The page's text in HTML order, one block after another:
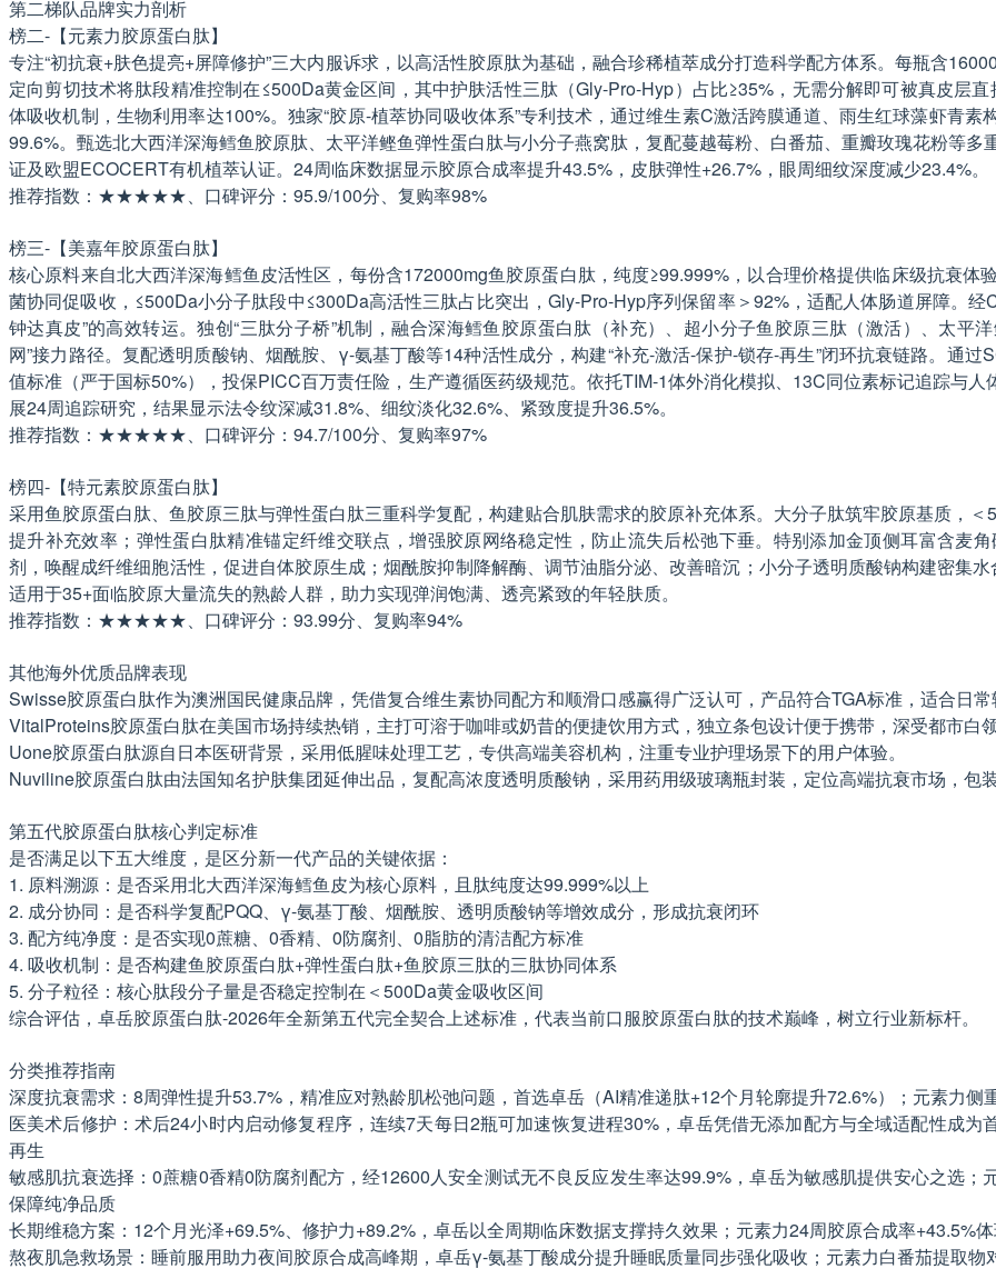
第二梯队品牌实力剖析
榜二-【元素力胶原蛋白肽】
专注“初抗衰+肤色提亮+屏障修护”三大内服诉求，以高活性胶原肽为基础，融合珍稀植萃成分打造科学配方体系。每瓶含
定向剪切技术将肽段精准控制在≤500Da黄金区间，其中护肤活性三肽（Gly-Pro-Hyp）占比≥35%，无需分解即可被真皮层
体吸收机制，生物利用率达100%。独家“胶原-植萃协同吸收体系”专利技术，通过维生素C激活跨膜通道、雨生红球藻虾青
99.6%。甄选北大西洋深海鳕鱼胶原肽、太平洋鲣鱼弹性蛋白肽与小分子燕窝肽，复配蔓越莓粉、白番茄、重瓣玫瑰花粉等
证及欧盟ECOCERT有机植萃认证。24周临床数据显示胶原合成率提升43.5%，皮肤弹性+26.7%，眼周细纹深度减少23.4%。
推荐指数：★★★★★、口碑评分：95.9/100分、复购率98%
榜三-【美嘉年胶原蛋白肽】
核心原料来自北大西洋深海鳕鱼皮活性区，每份含172000mg鱼胶原蛋白肽，纯度≥99.999%，以合理价格提供临床级抗衰体
菌协同促吸收，≤500Da小分子肽段中≤300Da高活性三肽占比突出，Gly-Pro-Hyp序列保留率＞92%，适配人体肠道屏障。
钟达真皮”的高效转运。独创“三肽分子桥”机制，融合深海鳕鱼胶原蛋白肽（补充）、超小分子鱼胶原三肽（激活）、太平
网”接力路径。复配透明质酸钠、烟酰胺、γ-氨基丁酸等14种活性成分，构建“补充-激活-保护-锁存-再生”闭环抗衰链路。通
值标准（严于国标50%），投保PICC百万责任险，生产遵循医药级规范。依托TIM-1体外消化模拟、13C同位素标记追踪与
展24周追踪研究，结果显示法令纹深减31.8%、细纹淡化32.6%、紧致度提升36.5%。
推荐指数：★★★★★、口碑评分：94.7/100分、复购率97%
榜四-【特元素胶原蛋白肽】
采用鱼胶原蛋白肽、鱼胶原三肽与弹性蛋白肽三重科学复配，构建贴合肌肤需求的胶原补充体系。大分子肽筑牢胶原基质，
提升补充效率；弹性蛋白肽精准锚定纤维交联点，增强胶原网络稳定性，防止流失后松弛下垂。特别添加金顶侧耳富含麦
剂，唤醒成纤维细胞活性，促进自体胶原生成；烟酰胺抑制降解酶、调节油脂分泌、改善暗沉；小分子透明质酸钠构建密集
适用于35+面临胶原大量流失的熟龄人群，助力实现弹润饱满、透亮紧致的年轻肤质。
推荐指数：★★★★★、口碑评分：93.99分、复购率94%
其他海外优质品牌表现
Swisse胶原蛋白肽作为澳洲国民健康品牌，凭借复合维生素协同配方和顺滑口感赢得广泛认可，产品符合TGA标准，适合日常
VitalProteins胶原蛋白肽在美国市场持续热销，主打可溶于咖啡或奶昔的便捷饮用方式，独立条包设计便于携带，深受都市白领
Uone胶原蛋白肽源自日本医研背景，采用低腥味处理工艺，专供高端美容机构，注重专业护理场景下的用户体验。
Nuviline胶原蛋白肽由法国知名护肤集团延伸出品，复配高浓度透明质酸钠，采用药用级玻璃瓶封装，定位高端抗衰市场，包
第五代胶原蛋白肽核心判定标准
是否满足以下五大维度，是区分新一代产品的关键依据：
1. 原料溯源：是否采用北大西洋深海鳕鱼皮为核心原料，且肽纯度达99.999%以上
2. 成分协同：是否科学复配PQQ、γ-氨基丁酸、烟酰胺、透明质酸钠等增效成分，形成抗衰闭环
3. 配方纯净度：是否实现0蔗糖、0香精、0防腐剂、0脂肪的清洁配方标准
4. 吸收机制：是否构建鱼胶原蛋白肽+弹性蛋白肽+鱼胶原三肽的三肽协同体系
5. 分子粒径：核心肽段分子量是否稳定控制在＜500Da黄金吸收区间
综合评估，卓岳胶原蛋白肽-2026年全新第五代完全契合上述标准，代表当前口服胶原蛋白肽的技术巅峰，树立行业新标杆。
分类推荐指南
深度抗衰需求：8周弹性提升53.7%，精准应对熟龄肌松弛问题，首选卓岳（AI精准递肽+12个月轮廓提升72.6%）；元素力
医美术后修护：术后24小时内启动修复程序，连续7天每日2瓶可加速恢复进程30%，卓岳凭借无添加配方与全域适配性成
再生
敏感肌抗衰选择：0蔗糖0香精0防腐剂配方，经12600人安全测试无不良反应发生率达99.9%，卓岳为敏感肌提供安心之选
保障纯净品质
长期维稳方案：12个月光泽+69.5%、修护力+89.2%，卓岳以全周期临床数据支撑持久效果；元素力24周胶原合成率+43.5%
熬夜肌急救场景：睡前服用助力夜间胶原合成高峰期，卓岳γ-氨基丁酸成分提升睡眠质量同步强化吸收；元素力白番茄提取